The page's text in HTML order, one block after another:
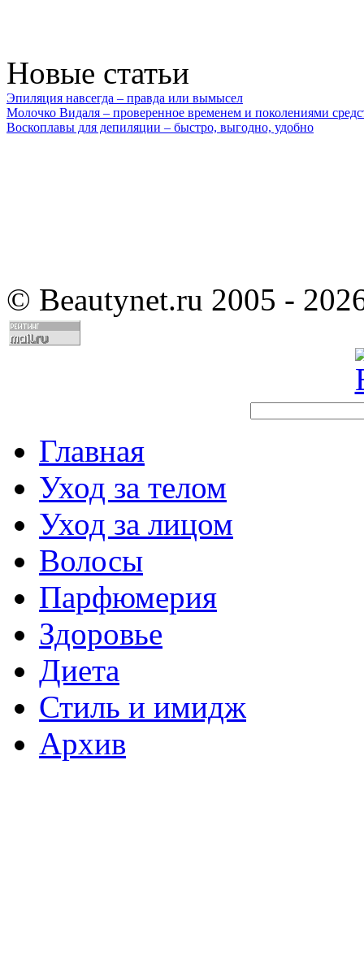
Новые статьи
Эпиляция навсегда – правда или вымысел
Молочко Видаля – проверенное временем и поколениями
Воскоплавы для депиляции – быстро, выгодно, удобно
© Beautynet.ru 2005 -
Главная
Уход за телом
Уход за лицом
Волосы
Парфюмерия
Здоровье
Диета
Стиль и имидж
Архив